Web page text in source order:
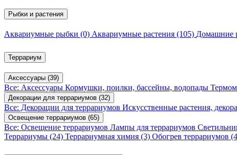
Рыбки и растения
Аквариумные рыбки (0) Аквариумные растения (105) Домашние
Террариум
Аксессуары (39)
Все: Аксессуары Кормушки, поилки, бассейны, водопады
Декорации для террариумов (32)
Все: Декорации для террариумов Искусственные растения,
Освещение террариумов (65)
Все: Освещение террариумов Лампы для террариумов
Террариумы (24) Террариумная химия (3) Обогрев террариумов